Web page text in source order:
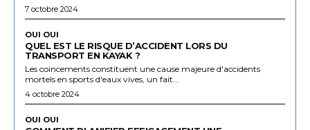
7 octobre 2024
OUI OUI
QUEL EST LE RISQUE D’ACCIDENT LORS DU
TRANSPORT EN KAYAK ?
Les coincements constituent une cause majeure d'accidents
mortels en sports d'eaux vives, un fait...
4 octobre 2024
OUI OUI